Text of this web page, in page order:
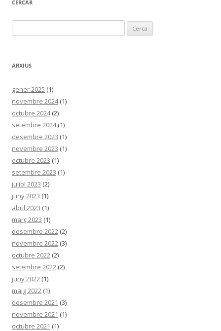
CERCAR
ARXIUS
gener 2025 (1)
novembre 2024(1)
octubre 2024(2)
setembre 2024(1)
desembre 2023 (1)
novembre 2023 (1)
octubre 2023 (1)
setembre 2023 (1)
juliol 2023 (2)
juny 2023 (1)
abril 2023 (1)
març 2023 (1)
desembre 2022 (2)
novembre 2022 (3)
octubre 2022 (2)
setembre 2022 (2)
juny 2022 (1)
maig 2022 (1)
desembre 2021 (3)
novembre 2021 (1)
octubre 2021 (1)